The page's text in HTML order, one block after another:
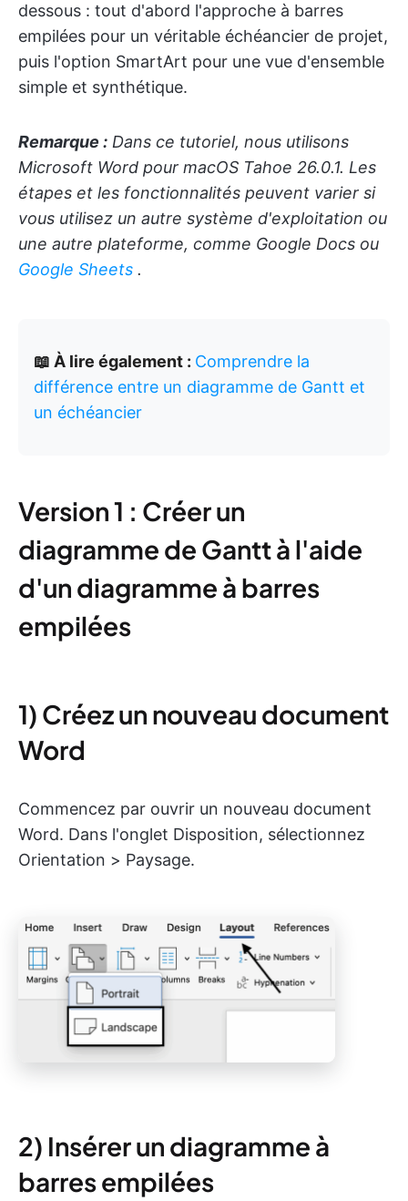
dessous : tout d'abord l'approche à barres
empilées pour un véritable échéancier de projet,
puis l'option SmartArt pour une vue d'ensemble
simple et synthétique.
Remarque : Dans ce tutoriel, nous utilisons
Microsoft Word pour macOS Tahoe 26.0.1. Les
étapes et les fonctionnalités peuvent varier si
vous utilisez un autre système d'exploitation ou
une autre plateforme, comme Google Docs ou
Google Sheets .
📖 À lire également : Comprendre la
différence entre un diagramme de Gantt et
un échéancier
Version 1 : Créer un
diagramme de Gantt à l'aide
d'un diagramme à barres
empilées
1) Créez un nouveau document
Word
Commencez par ouvrir un nouveau document
Word. Dans l'onglet Disposition, sélectionnez
Orientation > Paysage.
2) Insérer un diagramme à
barres empilées